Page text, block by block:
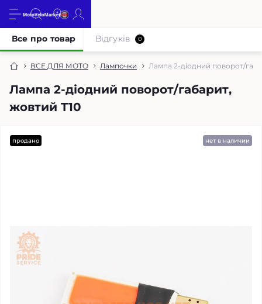
ВСЕ ДЛЯ МОТО Лампочки Лампа 2-діодний поворот/
Лампа 2-діодний поворот/габарит,
жовтий T10
Все про товар Відгуків 0
продано нет в наличии